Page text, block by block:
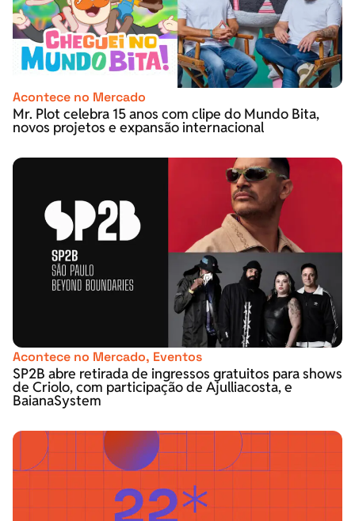
Acontece no Mercado
Mr. Plot celebra 15 anos com clipe do Mundo Bita,
novos projetos e expansão internacional
Acontece no Mercado, Eventos
SP2B abre retirada de ingressos gratuitos para shows
de Criolo, com participação de Ajulliacosta, e
BaianaSystem